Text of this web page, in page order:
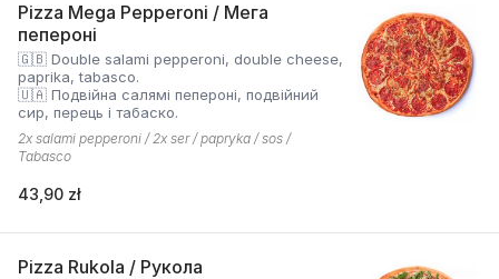
Pizza Mega Pepperoni / Мега
пепероні
🇬🇧 Double salami pepperoni, double cheese,
paprika, tabasco.
🇺🇦 Подвійна салямі пепероні, подвійний
сир, перець і табаско.
2x salami pepperoni / 2x ser / papryka / sos /
Tabasco
43,90 zł
Pizza Rukola / Рукола